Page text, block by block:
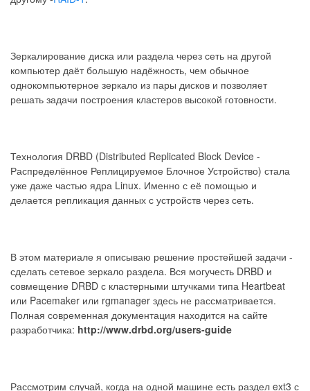
Зеркалирование диска или раздела через сеть на другой
компьютер даёт большую надёжность, чем обычное
однокомпьютерное зеркало из пары дисков и позволяет
решать задачи построения кластеров высокой готовности.
Технология DRBD (Distributed Replicated Block Device -
Распределённое Реплицируемое Блочное Устройство) стала
уже даже частью ядра Linux. Именно с её помощью и
делается репликация данных с устройств через сеть.
В этом материале я описываю решение простейшей задачи -
сделать сетевое зеркало раздела. Вся могучесть DRBD и
совмещение DRBD с кластерными штучками типа Heartbeat
или Pacemaker или rgmanager здесь не рассматривается.
Полная современная документация находится на сайте
разработчика: http://www.drbd.org/users-guide
Рассмотрим случай, когда на одной машине есть раздел ext3 с